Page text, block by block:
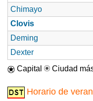
Chimayo
Clovis
Deming
Dexter
Capital
Ciudad
Horario de